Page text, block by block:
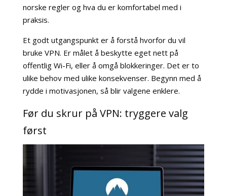
norske regler og hva du er komfortabel med i
praksis.
Et godt utgangspunkt er å forstå hvorfor du vil
bruke VPN. Er målet å beskytte eget nett på
offentlig Wi-Fi, eller å omgå blokkeringer. Det er to
ulike behov med ulike konsekvenser. Begynn med å
rydde i motivasjonen, så blir valgene enklere.
Før du skrur på VPN: tryggere valg
først